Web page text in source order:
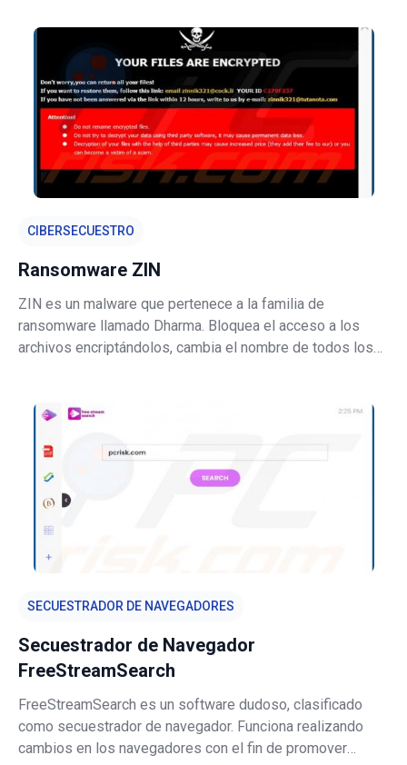
búsqueda falso. Además
CIBERSECUESTRO
Ransomware ZIN
ZIN es un malware que pertenece a la familia de
ransomware llamado Dharma. Bloquea el acceso a los
archivos encriptándolos, cambia el nombre de todos los
víctima, la dirección de corre
SECUESTRADOR DE NAVEGADORES
Secuestrador de Navegador
FreeStreamSearch
FreeStreamSearch es un software dudoso, clasificado
como secuestrador de navegador. Funciona realizando
cambios en los navegadores con el fin de promover